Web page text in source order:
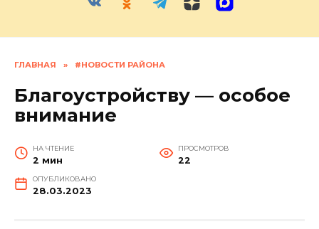
ГЛАВНАЯ » #НОВОСТИ РАЙОНА
Благоустройству — особое
внимание
НА ЧТЕНИЕ
2 мин
ПРОСМОТРОВ
22
ОПУБЛИКОВАНО
28.03.2023